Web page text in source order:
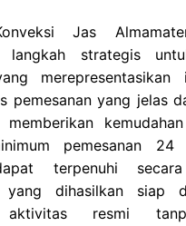
Jas
langkah strategis
merepresentasikan
pemesanan yang jelas
memberikan
pemesanan 24
terpenuhi
yang dihasilkan siap
aktivitas resmi